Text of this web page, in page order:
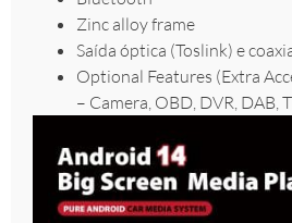
Zinc alloy frame
Saída óptica (Toslink) e
Optional Features (Extra
– Camera, OBD, DVR, DAB,